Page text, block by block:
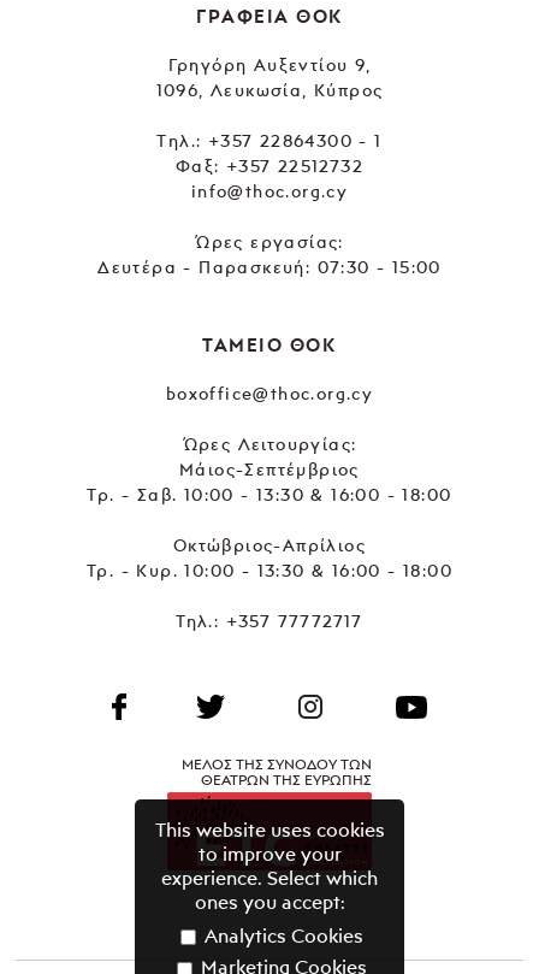
ΓΡΑΦΕΙΑ ΘΟΚ
Γρηγόρη Αυξεντίου 9,
1096, Λευκωσία, Κύπρος
Tηλ.: +357 22864300 - 1
Φαξ: +357 22512732
info@thoc.org.cy
Ώρες εργασίας:
Δευτέρα - Παρασκευή: 07:30 - 15:00
ΤΑΜΕΙΟ ΘΟΚ
boxoffice@thoc.org.cy
Ώρες Λειτουργίας:
Μάιος-Σεπτέμβριος
Τρ. - Σαβ. 10:00 - 13:30 & 16:00 - 18:00
Οκτώβριος-Απρίλιος
Τρ. - Κυρ. 10:00 - 13:30 & 16:00 - 18:00
Τηλ.: +357 77772717
ΜΕΛΟΣ ΤΗΣ ΣΥΝΟΔΟΥ ΤΩΝ
ΘΕΑΤΡΩΝ ΤΗΣ ΕΥΡΩΠΗΣ
This website uses cookies
to improve your
experience. Select which
ones you accept:
Analytics Cookies
Marketing Cookies